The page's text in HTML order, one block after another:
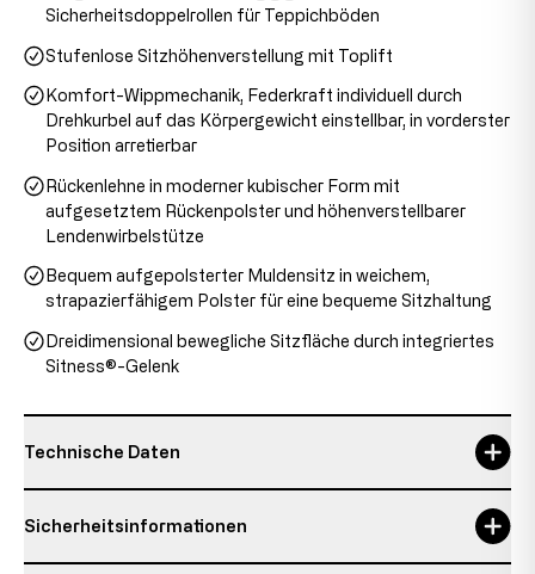
Sicherheitsdoppelrollen für Teppichböden
Stufenlose Sitzhöhenverstellung mit Toplift
Komfort-Wippmechanik, Federkraft individuell durch
Drehkurbel auf das Körpergewicht einstellbar, in vorderster
Position arretierbar
Rückenlehne in moderner kubischer Form mit
aufgesetztem Rückenpolster und höhenverstellbarer
Lendenwirbelstütze
Bequem aufgepolsterter Muldensitz in weichem,
strapazierfähigem Polster für eine bequeme Sitzhaltung
Dreidimensional bewegliche Sitzfläche durch integriertes
Sitness®-Gelenk
Technische Daten
Sicherheitsinformationen